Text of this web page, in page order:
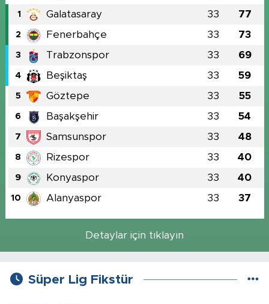
1 Galatasaray 33 77
2 Fenerbahçe 33 73
3 Trabzonspor 33 69
4 Beşiktaş 33 59
5 Göztepe 33 55
6 Başakşehir 33 54
7 Samsunspor 33 48
8 Rizespor 33 40
9 Konyaspor 33 40
10 Alanyaspor 33 37
Detaylar için tıklayın
Süper Lig Fikstür